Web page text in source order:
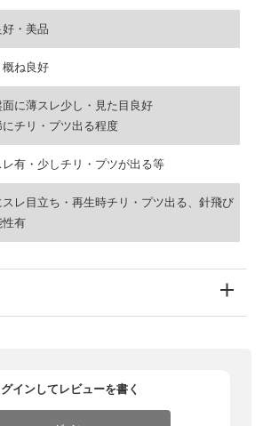
好・美品
概ね良好
面に薄スレ少し・見た目良好
にチリ・プツ出る程度
レ有・少しチリ・プツが出る等
スレ目立ち・再生時チリ・プツ出る、針飛び
性有
グインしてレビューを書く